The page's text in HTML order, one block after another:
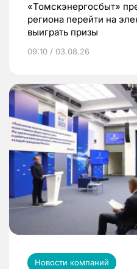
«Томскэнергосбыт»
региона перейти на
выиграть призы
09:10 / 03.08.26
Новости компаний